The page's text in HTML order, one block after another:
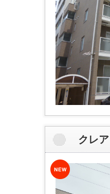
クレ